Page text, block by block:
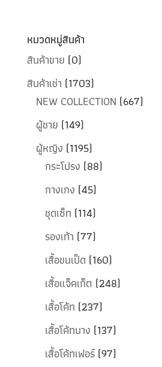
หมวดหมู่สินค้า
สินค้าขาย (0)
สินค้าเช่า (1703)
NEW COLLECTION (667)
ผู้ชาย (149)
ผู้หญิง (1195)
กระโปรง (88)
กางเกง (45)
ชุดเซ็ท (114)
รองเท้า (77)
เสื้อขนเป็ด (160)
เสื้อแจ็คเก็ต (248)
เสื้อโค้ท (237)
เสื้อโค้ทบาง (137)
เสื้อโค้ทเฟอร์ (97)